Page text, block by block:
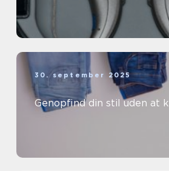
30. september 2025
Genopfind din stil uden at